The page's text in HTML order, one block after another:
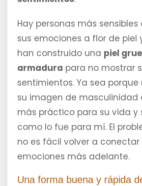
Hay personas más
sus emociones a flor de piel
han construido una piel
armadura para no mostrar
sentimientos. Ya sea
su imagen de masculinidad
más práctico para su vida y
como lo fue para mí. El
no es fácil volver a conectar
emociones más adelante.
Una forma buena y rápida